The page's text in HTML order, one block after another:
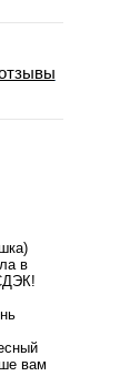
в
вам